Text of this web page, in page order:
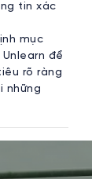
tin xác
mục
để
rõ ràng
những